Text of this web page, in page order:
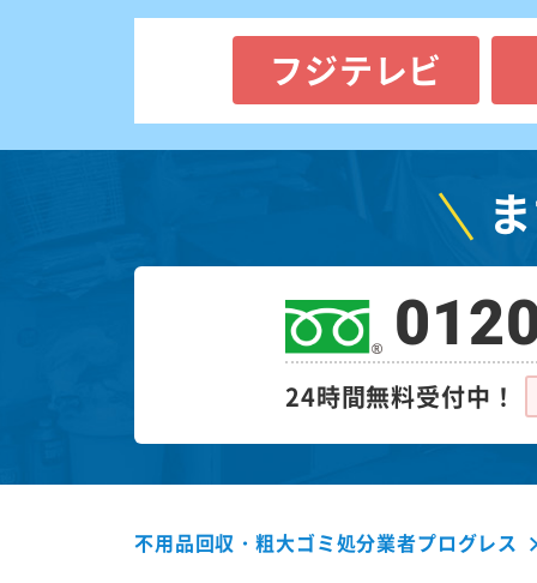
フジテレビ
24時間無料受付中！
不用品回収・粗大ゴミ処分業者プログレス